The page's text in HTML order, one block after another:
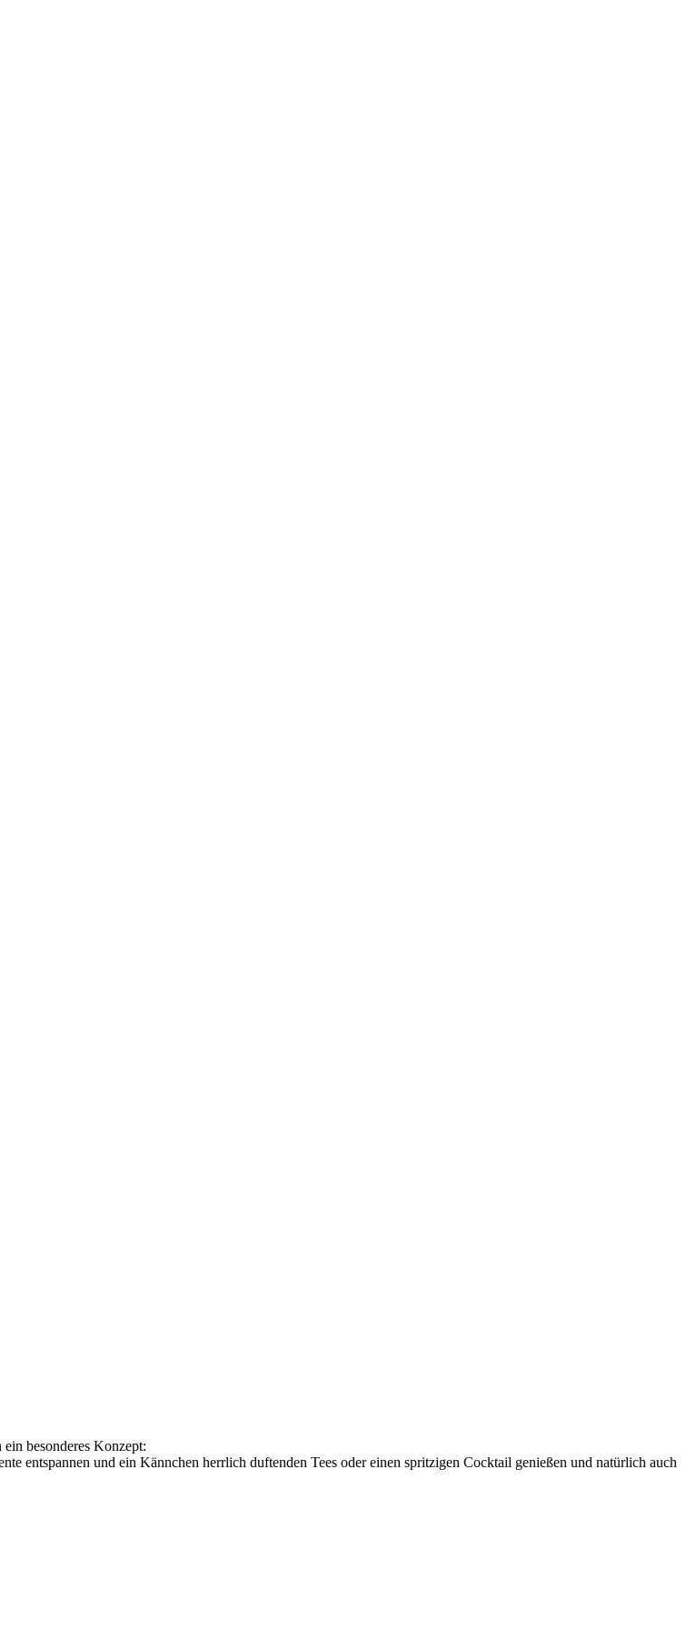
besonderes Konzept:
entspannen und ein Kännchen herrlich duftenden Tees oder einen spritzigen Cocktail genießen und natürlich auch